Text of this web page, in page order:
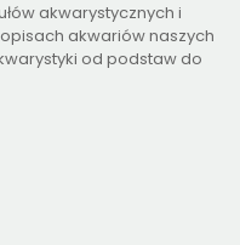
akwarystycznych i
akwariów naszych
od podstaw do